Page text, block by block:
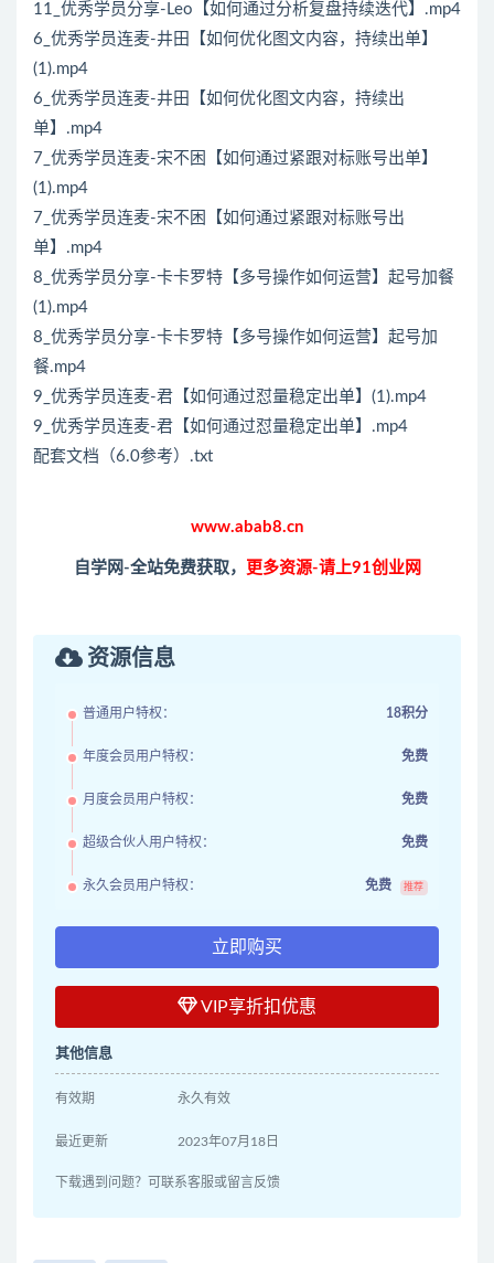
11_优秀学员分享-Leo【如何通过分析复盘持续迭代】.mp4
6_优秀学员连麦-井田【如何优化图文内容，持续出单】
(1).mp4
6_优秀学员连麦-井田【如何优化图文内容，持续出
单】.mp4
7_优秀学员连麦-宋不困【如何通过紧跟对标账号出单】
(1).mp4
7_优秀学员连麦-宋不困【如何通过紧跟对标账号出
单】.mp4
8_优秀学员分享-卡卡罗特【多号操作如何运营】起号加餐
(1).mp4
8_优秀学员分享-卡卡罗特【多号操作如何运营】起号加
餐.mp4
9_优秀学员连麦-君【如何通过怼量稳定出单】(1).mp4
9_优秀学员连麦-君【如何通过怼量稳定出单】.mp4
配套文档（6.0参考）.txt
www.abab8.cn
自学网-全站免费获取， 更多资源-请上91创业网
资源信息
普通用户特权： 18积分
年度会员用户特权： 免费
月度会员用户特权： 免费
超级合伙人用户特权： 免费
永久会员用户特权： 免费 推荐
立即购买
VIP享折扣优惠
其他信息
有效期 永久有效
最近更新 2023年07月18日
下载遇到问题？可联系客服或留言反馈